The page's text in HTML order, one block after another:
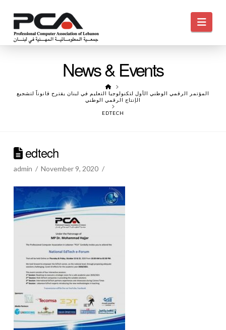
News & Events
HOME
المؤتمر الرقمي الوطني الأول لتكنولوجيا التعليم في لبنان يقترح قانوناً لتشجيع
الإنتاج الرقمي الوطني
EDTECH
edtech
admin November 9, 2020